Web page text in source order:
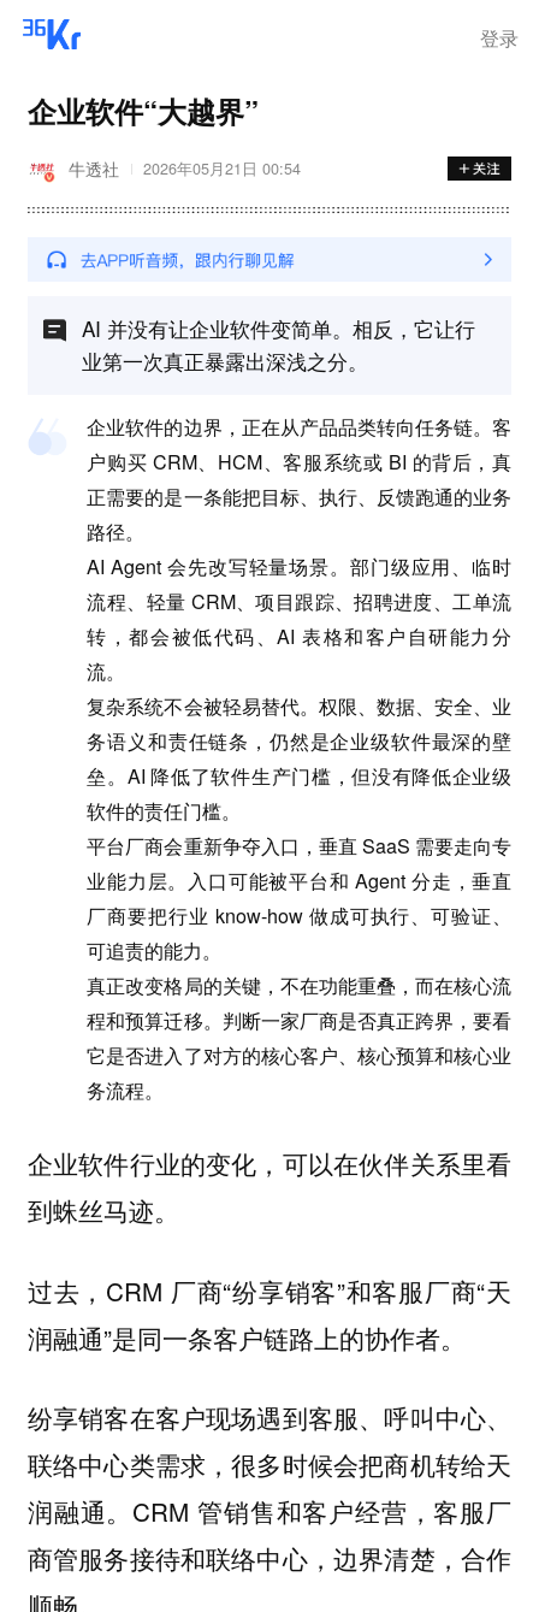
登录
企业软件“大越界”
牛透社 2026年05月21日 00:54
AI 并没有让企业软件变简单。相反，它让行
业第一次真正暴露出深浅之分。
企业软件的边界，正在从产品品类转向任务链。客
户购买 CRM、HCM、客服系统或 BI 的背后，真
正需要的是一条能把目标、执行、反馈跑通的业务
路径。
AI Agent 会先改写轻量场景。部门级应用、临时
流程、轻量 CRM、项目跟踪、招聘进度、工单流
转，都会被低代码、AI 表格和客户自研能力分
流。
复杂系统不会被轻易替代。权限、数据、安全、业
务语义和责任链条，仍然是企业级软件最深的壁
垒。AI 降低了软件生产门槛，但没有降低企业级
软件的责任门槛。
平台厂商会重新争夺入口，垂直 SaaS 需要走向专
业能力层。 入口可能被平台和 Agent 分走，垂直
厂商要把行业 know-how 做成可执行、可验证、
可追责的能力。
真正改变格局的关键，不在功能重叠，而在核心流
程和预算迁移。 判断一家厂商是否真正跨界，要看
它是否进入了对方的核心客户、核心预算和核心业
务流程。
企业软件行业的变化，可以在伙伴关系里看
到蛛丝马迹。
过去，CRM 厂商“纷享销客”和客服厂商“天
润融通”是同一条客户链路上的协作者。
纷享销客在客户现场遇到客服、呼叫中心、
联络中心类需求，很多时候会把商机转给天
润融通。CRM 管销售和客户经营，客服厂
商管服务接待和联络中心，边界清楚，合作